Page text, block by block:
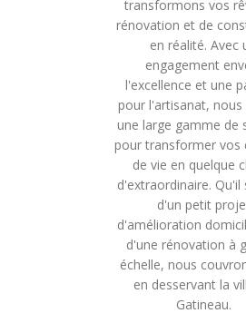
transformons vos
rénovation et de
en réalité. Avec
engagement
l'excellence et une
pour l'artisanat,
une large gamme de
pour transformer vos
de vie en quelque
d'extraordinaire. Qu'il
d'un petit
d'amélioration
d'une rénovation à
échelle, nous
en desservant la
Gatineau.